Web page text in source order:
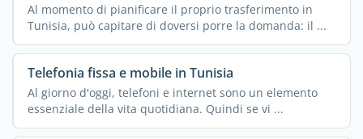
Al momento di pianificare il proprio trasferimento in
Tunisia, può capitare di doversi porre la domanda: il ...
Telefonia fissa e mobile in Tunisia
Al giorno d'oggi, telefoni e internet sono un elemento
essenziale della vita quotidiana. Quindi se vi ...